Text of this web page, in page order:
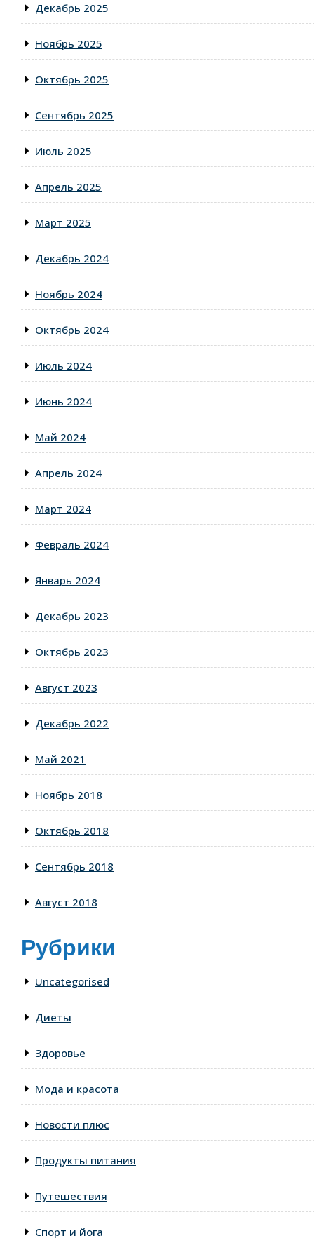
Декабрь 2025
Ноябрь 2025
Октябрь 2025
Сентябрь 2025
Июль 2025
Апрель 2025
Март 2025
Декабрь 2024
Ноябрь 2024
Октябрь 2024
Июль 2024
Июнь 2024
Май 2024
Апрель 2024
Март 2024
Февраль 2024
Январь 2024
Декабрь 2023
Октябрь 2023
Август 2023
Декабрь 2022
Май 2021
Ноябрь 2018
Октябрь 2018
Сентябрь 2018
Август 2018
Рубрики
Uncategorised
Диеты
Здоровье
Мода и красота
Новости плюс
Продукты питания
Путешествия
Спорт и йога